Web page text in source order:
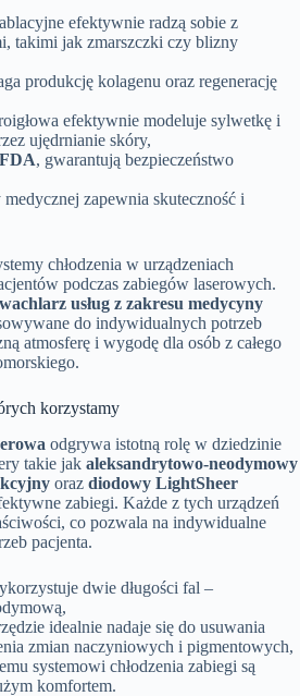
efektywnie radzą sobie z
takimi jak zmarszczki czy blizny
produkcję kolagenu oraz regenerację
efektywnie modeluje sylwetkę i
ujędrnianie skóry,
FDA, gwarantują bezpieczeństwo
zapewnia skuteczność i
chłodzenia w urządzeniach
podczas zabiegów laserowych.
usług z zakresu medycyny
do indywidualnych potrzeb
atmosferę i wygodę dla osób z całego
korzystamy
odgrywa istotną rolę w dziedzinie
takie jak aleksandrytowo-neodymowy
oraz diodowy LightSheer
zabiegi. Każde z tych urządzeń
co pozwala na indywidualne
pacjenta.
dwie długości fal –
idealnie nadaje się do usuwania
zmian naczyniowych i pigmentowych,
systemowi chłodzenia zabiegi są
komfortem.